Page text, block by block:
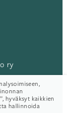
ry
hyväksyt kaikkien
hallinnoida